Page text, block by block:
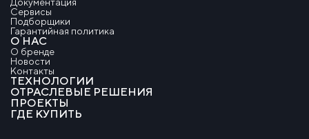
Документация
Сервисы
Подборщики
Гарантийная политика
О НАС
О бренде
Новости
Контакты
ТЕХНОЛОГИИ
ОТРАСЛЕВЫЕ РЕШЕНИЯ
ПРОЕКТЫ
ГДЕ КУПИТЬ